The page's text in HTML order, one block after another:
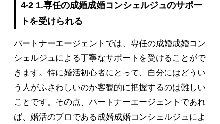
4-2 1.専任の成婚成婚コンシェルジュのサポー
トを受けられる
パートナーエージェントでは、専任の成婚成婚コン
シェルジュによる丁寧なサポートを受けることがで
きます。特に婚活初心者にとって、自分にはどうい
う人がふさわしいのか客観的に把握するのは難しい
ことです。その点、パートナーエージェントであれ
ば、婚活のプロである成婚成婚コンシェルジュによ